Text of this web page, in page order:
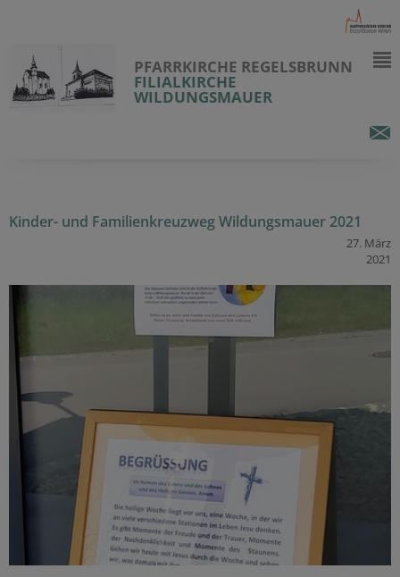
PFARRKIRCHE REGELSBRUNN
FILIALKIRCHE
WILDUNGSMAUER
Kinder- und Familienkreuzweg Wildungsmauer 2021
27. März
2021